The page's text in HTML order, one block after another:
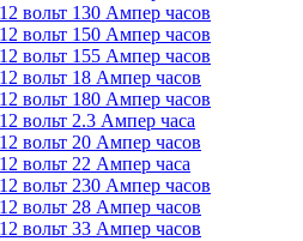
вольт 130 Ампер часов
вольт 150 Ампер часов
вольт 155 Ампер часов
вольт 18 Ампер часов
вольт 180 Ампер часов
вольт 2.3 Ампер часа
вольт 20 Ампер часов
вольт 22 Ампер часа
вольт 230 Ампер часов
вольт 28 Ампер часов
вольт 33 Ампер часов